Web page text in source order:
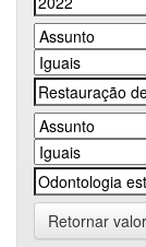
Retornar